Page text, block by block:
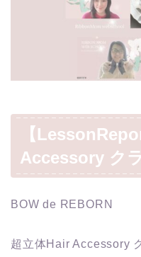
【
Accessory ク
BOW de REBORN
超立体Hair Accessory